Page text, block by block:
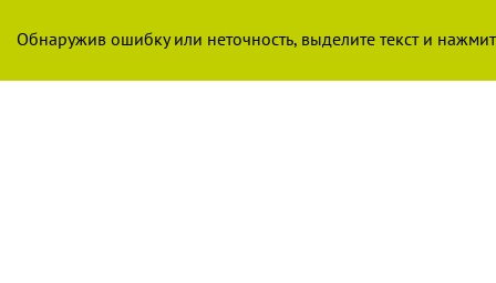
Обнаружив ошибку или неточность, выделите текст и